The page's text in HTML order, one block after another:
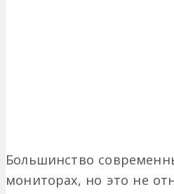
Большинство
мониторах, но это не